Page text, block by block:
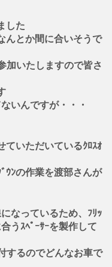
した
んとか間に合いそうで
加いたしますので皆さ
いんですが・・・
ていただいているｸﾛｽｵ
ｳﾝの作業を渡部さんが
なっているため、ﾌﾘｯ
うｽﾍﾟｰｻｰを製作して
するのでどんなお車で